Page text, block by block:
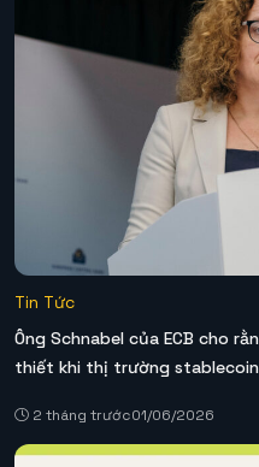
Tin Tức
Ông Schnabel của ECB cho
thiết khi thị trường
2 tháng trước01/06/2026